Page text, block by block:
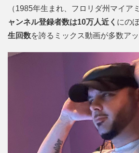
（1985年生まれ、フロリダ州マイア
ャンネル登録者数は10万人近く にの
生回数を誇るミックス動画が多数ア